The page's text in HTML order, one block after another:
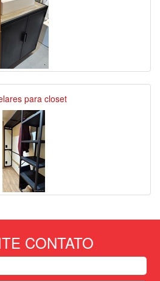
para closet
CONTATO